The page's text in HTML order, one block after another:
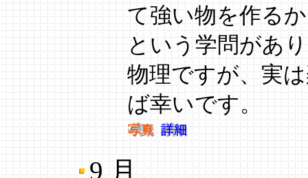
て強い物を作る
という学問があ
物理ですが、実
ば幸いです。
9 月